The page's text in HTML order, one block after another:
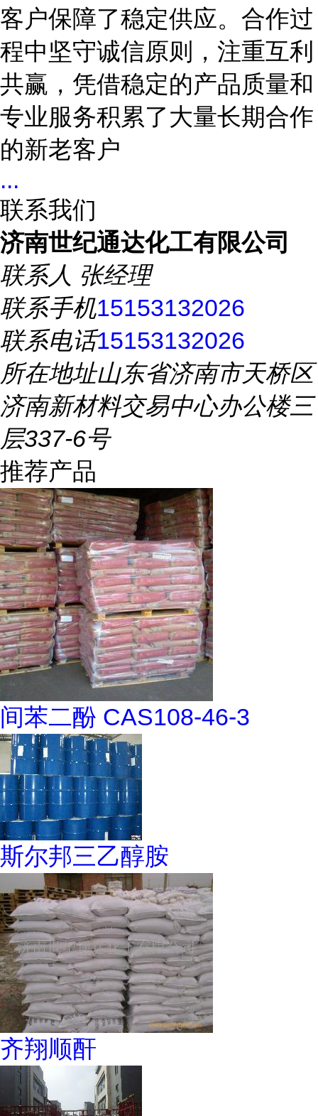
客户保障了稳定供应。合作过
程中坚守诚信原则，注重互利
共赢，凭借稳定的产品质量和
专业服务积累了大量长期合作
的新老客户
...
联系我们
济南世纪通达化工有限公司
联系人 张经理
联系手机15153132026
联系电话15153132026
所在地址山东省济南市天桥区
济南新材料交易中心办公楼三
层337-6号
推荐产品
间苯二酚 CAS108-46-3
斯尔邦三乙醇胺
齐翔顺酐